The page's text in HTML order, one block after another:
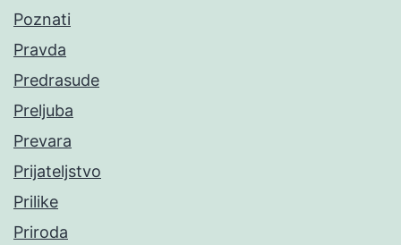
Poznati
Pravda
Predrasude
Preljuba
Prevara
Prijateljstvo
Prilike
Priroda